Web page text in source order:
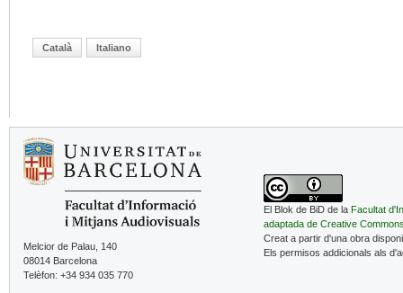
Català Italiano
Melcior de Palau, 140
08014 Barcelona
Telèfon: +34 934 035 770
El Blok de BiD de la Facultat
adaptada de Creative
Creat a partir d'una obra
Els permisos addicionals als